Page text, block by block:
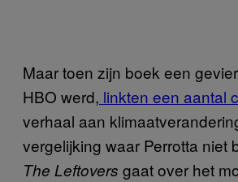
Maar toen zijn boek een
HBO werd, linkten een aantal
verhaal aan
vergelijking waar Perrotta niet
The Leftovers gaat over het